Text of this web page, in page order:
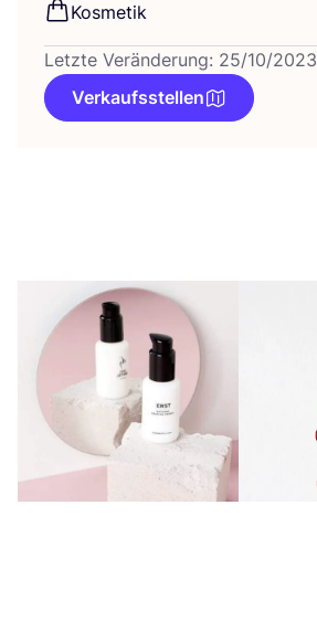
Kos­me­tik
Letzte Veränderung: 25/10/2023
Verkaufsstellen